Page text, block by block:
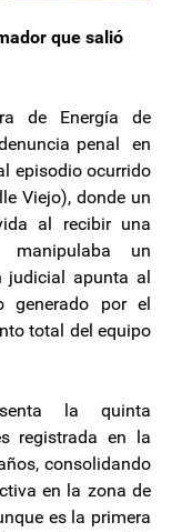
que salió
de Energía de
penal en
episodio ocurrido
Viejo), donde un
al recibir una
manipulaba un
judicial apunta al
generado por el
total del equipo
la quinta
registrada en la
consolidando
en la zona de
es la primera